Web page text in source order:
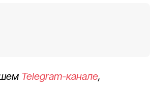
Telegram-канале,